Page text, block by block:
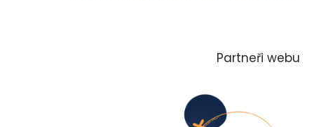
Partneři webu